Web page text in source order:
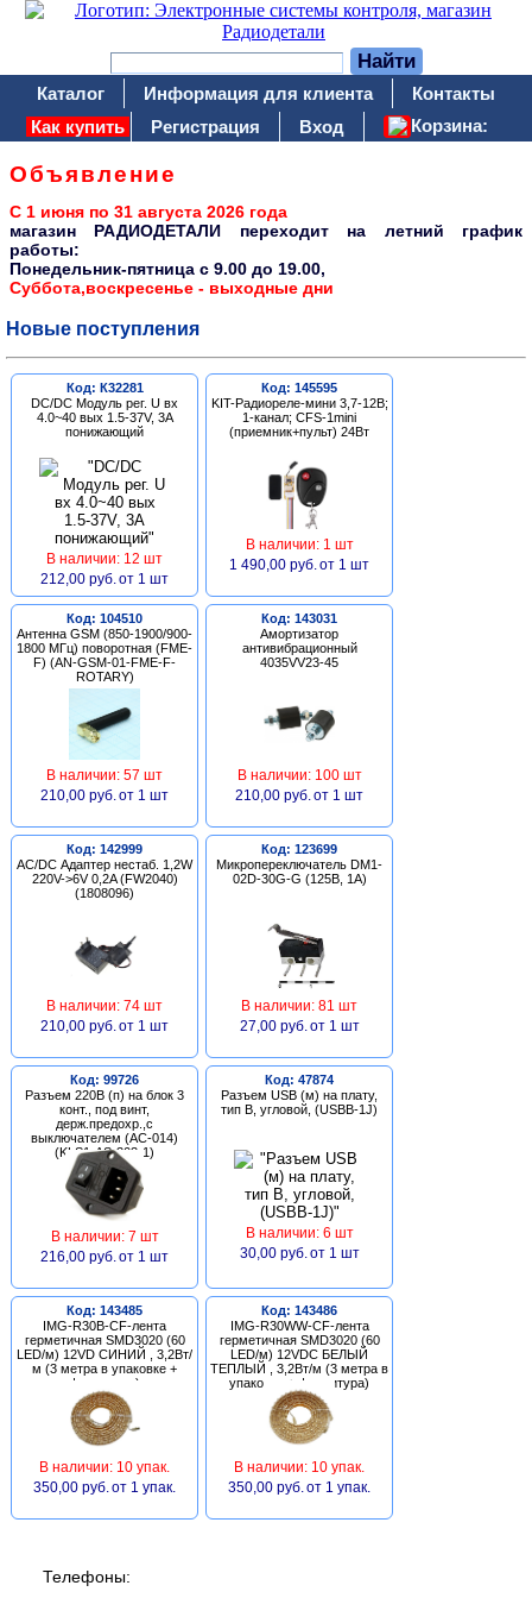
Каталог Информация для клиента
Контакты
Как купить
Регистрация Вход Корзина:
Объявление
С 1 июня по 31 августа 2026 года
магазин РАДИОДЕТАЛИ переходит на летний график
работы:
Понедельник-пятница c 9.00 до 19.00,
Суббота,воскресенье - выходные дни
Новые поступления
Код: К32281
DC/DC Модуль рег. U вх
4.0~40 вых 1.5-37V, 3A
понижающий
В наличии: 12 шт
212,00 руб. от 1 шт
Код: 145595
KIT-Радиореле-мини 3,7-12В;
1-канал; CFS-1mini
(приемник+пульт) 24Вт
В наличии: 1 шт
1 490,00 руб. от 1 шт
Код: 104510
Антенна GSM (850-1900/900-
1800 МГц) поворотная (FME-
F) (AN-GSM-01-FME-F-
ROTARY)
В наличии: 57 шт
210,00 руб. от 1 шт
Код: 143031
Амортизатор
антивибрационный
4035VV23-45
В наличии: 100 шт
210,00 руб. от 1 шт
Код: 142999
AC/DC Адаптер нестаб. 1,2W
220V->6V 0,2A (FW2040)
(1808096)
В наличии: 74 шт
210,00 руб. от 1 шт
Код: 123699
Микропереключатель DM1-
02D-30G-G (125В, 1А)
В наличии: 81 шт
27,00 руб. от 1 шт
Код: 99726
Разъем 220В (п) на блок 3
конт., под винт,
держ.предохр.,с
выключателем (AC-014)
(KLS1-AS-303-1)
В наличии: 7 шт
216,00 руб. от 1 шт
Код: 47874
Разъем USB (м) на плату,
тип В, угловой, (USBB-1J)
В наличии: 6 шт
30,00 руб. от 1 шт
Код: 143485
IMG-R30B-CF-лента
герметичная SMD3020 (60
LED/м) 12VD СИНИЙ , 3,2Вт/
м (3 метра в упаковке +
фурнитура)
В наличии: 10 упак.
350,00 руб. от 1 упак.
Код: 143486
IMG-R30WW-CF-лента
герметичная SMD3020 (60
LED/м) 12VDC БЕЛЫЙ
ТЕПЛЫЙ , 3,2Вт/м (3 метра в
упаковке + фурнитура)
В наличии: 10 упак.
350,00 руб. от 1 упак.
Телефоны: